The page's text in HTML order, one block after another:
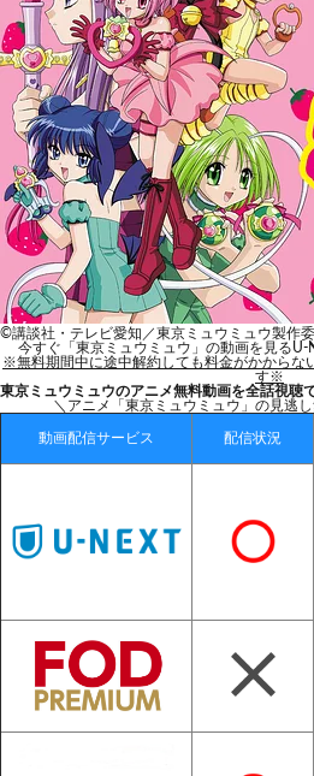
©講談社・テレビ愛知／東京ミュウミュウ製作
今すぐ「東京ミュウミュウ」の動画を見るU-
※無料期間中に途中解約しても料金がかからな
す※
東京ミュウミュウのアニメ無料動画を全話視聴
＼アニメ「東京ミュウミュウ」の見逃
動画配信サービス 配信状況